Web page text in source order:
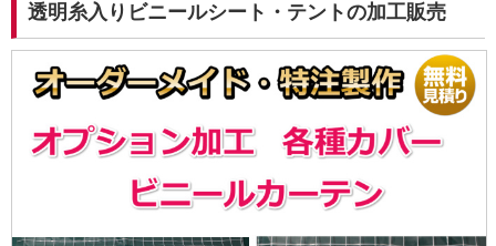
透明糸入りビニールシート・テントの加工販売